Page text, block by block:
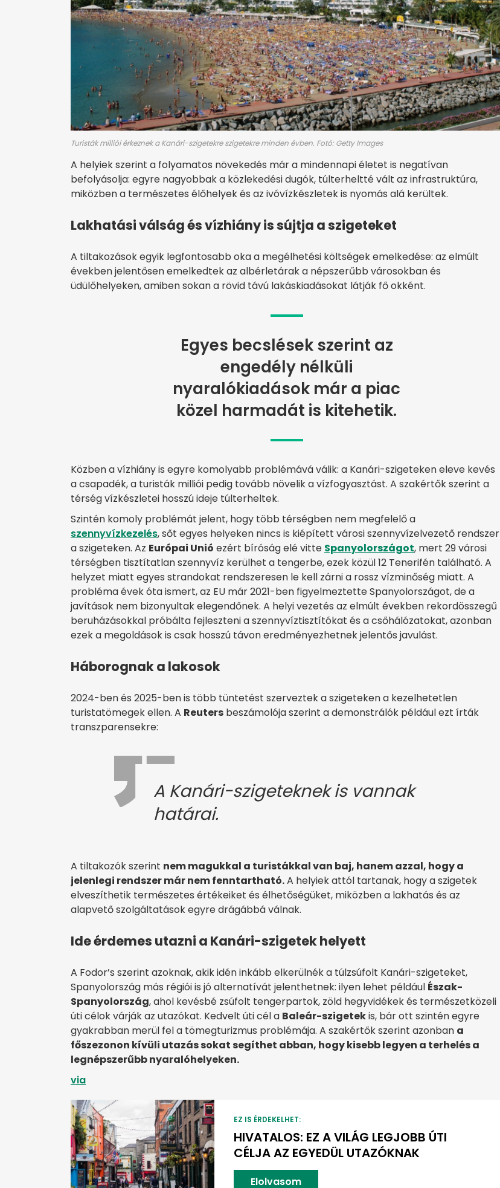
Turisták milliói érkeznek a Kanári-szigetekre szigetekre minden évben. Fotó: Getty Images
A helyiek szerint a folyamatos növekedés már a mindennapi életet is negatívan
befolyásolja: egyre nagyobbak a közlekedési dugók, túlterheltté vált az infrastruktúra,
miközben a természetes élőhelyek és az ivóvízkészletek is nyomás alá kerültek.
Lakhatási válság és vízhiány is sújtja a szigeteket
A tiltakozások egyik legfontosabb oka a megélhetési költségek emelkedése: az elmúlt
években jelentősen emelkedtek az albérletárak a népszerűbb városokban és
üdülőhelyeken, amiben sokan a rövid távú lakáskiadásokat látják fő okként.
Egyes becslések szerint az
engedély nélküli
nyaralókiadások már a piac
közel harmadát is kitehetik.
Közben a vízhiány is egyre komolyabb problémává válik: a Kanári-szigeteken eleve kevés
a csapadék, a turisták milliói pedig tovább növelik a vízfogyasztást. A szakértők szerint a
térség vízkészletei hosszú ideje túlterheltek.
Szintén komoly problémát jelent, hogy több térségben nem megfelelő a
szennyvízkezelés, sőt egyes helyeken nincs is kiépített városi szennyvízelvezető rendszer
a szigeteken. Az Európai Unió ezért bíróság elé vitte Spanyolországot, mert 29 városi
térségben tisztítatlan szennyvíz kerülhet a tengerbe, ezek közül 12 Tenerifén található. A
helyzet miatt egyes strandokat rendszeresen le kell zárni a rossz vízminőség miatt. A
probléma évek óta ismert, az EU már 2021-ben figyelmeztette Spanyolországot, de a
javítások nem bizonyultak elegendőnek. A helyi vezetés az elmúlt években rekordösszegű
beruházásokkal próbálta fejleszteni a szennyvíztisztítókat és a csőhálózatokat, azonban
ezek a megoldások is csak hosszú távon eredményezhetnek jelentős javulást.
Háborognak a lakosok
2024-ben és 2025-ben is több tüntetést szerveztek a szigeteken a kezelhetetlen
turistatömegek ellen. A Reuters beszámolója szerint a demonstrálók például ezt írták
transzparensekre:
A Kanári-szigeteknek is vannak
határai.
A tiltakozók szerint nem magukkal a turistákkal van baj, hanem azzal, hogy a
jelenlegi rendszer már nem fenntartható.A helyiek attól tartanak, hogy a szigetek
elveszíthetik természetes értékeiket és élhetőségüket, miközben a lakhatás és az
alapvető szolgáltatások egyre drágábbá válnak.
Ide érdemes utazni a Kanári-szigetek helyett
A Fodor’s szerint azoknak, akik idén inkább elkerülnék a túlzsúfolt Kanári-szigeteket,
Spanyolország más régiói is jó alternatívát jelenthetnek: ilyen lehet például Észak-
Spanyolország, ahol kevésbé zsúfolt tengerpartok, zöld hegyvidékek és természetközeli
úti célok várják az utazókat. Kedvelt úti cél a Baleár-szigetekis, bár ott szintén egyre
gyakrabban merül fel a tömegturizmus problémája. A szakértők szerint azonban a
főszezonon kívüli utazás sokat segíthet abban, hogy kisebb legyen a terhelés a
legnépszerűbb nyaralóhelyeken.
via
EZ IS ÉRDEKELHET:
HIVATALOS: EZ A VILÁG LEGJOBB ÚTI
CÉLJA AZ EGYEDÜL UTAZÓKNAK
Elolvasom